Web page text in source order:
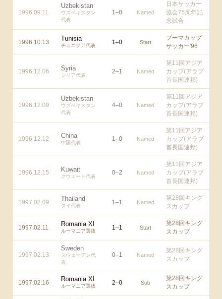
1996.09.11
Uzbekistan
ウズベキスタン
代表
1–0 Named
日本サッカー
協会75周年記
念試合
1996.10.13 Tunisia
チュニジア代表 1–0 Start
プーマカップ
サッカー'96
1996.12.06 Syria
シリア代表
2–1 Named
第11回アジア
カップ(アラブ
首長国連邦)
1996.12.09
Uzbekistan
ウズベキスタン
代表
4–0 Named
第11回アジア
カップ(アラブ
首長国連邦)
1996.12.12 China
中国代表
1–0 Named
第11回アジア
カップ(アラブ
首長国連邦)
1996.12.15 Kuwait
クウェート代表
0–2 Named
第11回アジア
カップ(アラブ
首長国連邦)
1997.02.09 Thailand
タイ代表 1–1 Named
第28回キング
スカップ
1997.02.11 Romania XI
ルーマニア選抜 1–1 Start
第28回キング
スカップ
1997.02.13
Sweden
スウェーデン代
表
0–1 Named
第28回キング
スカップ
1997.02.16 Romania XI
ルーマニア選抜 2–0 Sub
第28回キング
スカップ